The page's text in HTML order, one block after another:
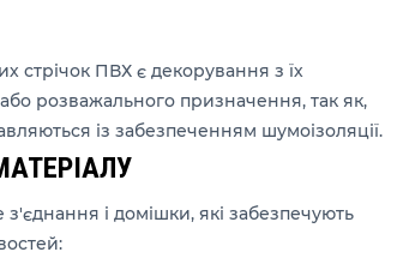
стрічок ПВХ є декорування з їх
розважального призначення, так як,
із забезпеченням шумоізоляції.
і домішки, які забезпечують